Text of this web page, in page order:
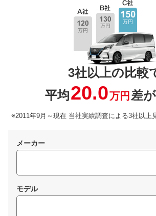
3社以上の比較
平均20.0万円 差
※2011年9月～現在 当社実績調査による3社以上
メーカー
モデル